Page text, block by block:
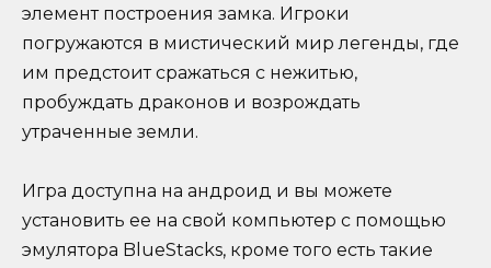
элемент построения замка. Игроки
погружаются в мистический мир легенды, где
им предстоит сражаться с нежитью,
пробуждать драконов и возрождать
утраченные земли.
Игра доступна на андроид и вы можете
установить ее на свой компьютер с помощью
эмулятора BlueStacks, кроме того есть такие